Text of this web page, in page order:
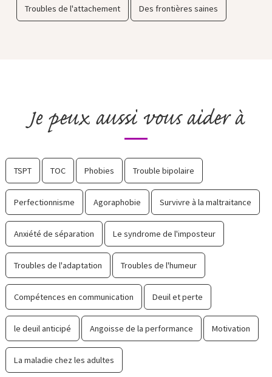
Troubles de l'attachement Des frontières saines
Je peux aussi vous aider à
TSPT TOC Phobies Trouble bipolaire
Perfectionnisme Agoraphobie Survivre à la maltraitance
Anxiété de séparation Le syndrome de l'imposteur
Troubles de l'adaptation Troubles de l'humeur
Compétences en communication Deuil et perte
le deuil anticipé Angoisse de la performance Motivation
La maladie chez les adultes